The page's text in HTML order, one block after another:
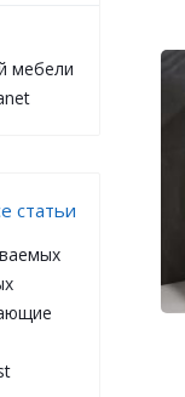
мебели
статьи